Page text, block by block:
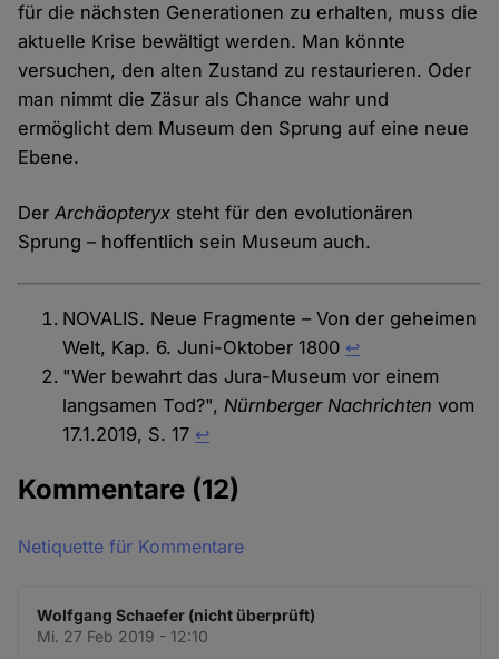
für die nächsten Generationen zu erhalten, muss die
aktuelle Krise bewältigt werden. Man könnte
versuchen, den alten Zustand zu restaurieren. Oder
man nimmt die Zäsur als Chance wahr und
ermöglicht dem Museum den Sprung auf eine neue
Ebene.
DerArchäopteryx steht für den evolutionären
Sprung – hoffentlich sein Museum auch.
NOVALIS. Neue Fragmente – Von der geheimen
Welt, Kap. 6. Juni-Oktober 1800 ↩︎
"Wer bewahrt das Jura-Museum vor einem
langsamen Tod?", Nürnberger Nachrichten vom
17.1.2019, S. 17 ↩︎
Kommentare (12)
Netiquette für Kommentare
Wolfgang Schaefer (nicht überprüft)
Mi. 27 Feb 2019 - 12:10